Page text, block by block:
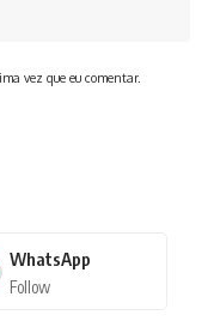
vez que eu comentar.
WhatsApp
Follow